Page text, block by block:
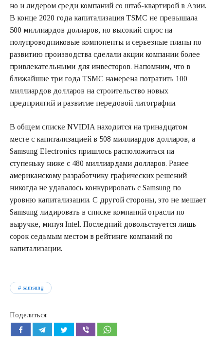
но и лидером среди компаний со штаб-квартирой в Азии.
В конце 2020 года капитализация TSMC не превышала
500 миллиардов долларов, но высокий спрос на
полупроводниковые компоненты и серьезные планы по
развитию производства сделали акции компании более
привлекательными для инвесторов. Напомним, что в
ближайшие три года TSMC намерена потратить 100
миллиардов долларов на строительство новых
предприятий и развитие передовой литографии.
В общем списке NVIDIA находится на тринадцатом
месте с капитализацией в 508 миллиардов долларов, а
Samsung Electronics пришлось расположиться на
ступеньку ниже с 480 миллиардами долларов. Ранее
американскому разработчику графических решений
никогда не удавалось конкурировать с Samsung по
уровню капитализации. С другой стороны, это не мешает
Samsung лидировать в списке компаний отрасли по
выручке, минуя Intel. Последний довольствуется лишь
сорок седьмым местом в рейтинге компаний по
капитализации.
samsung
Поделиться: